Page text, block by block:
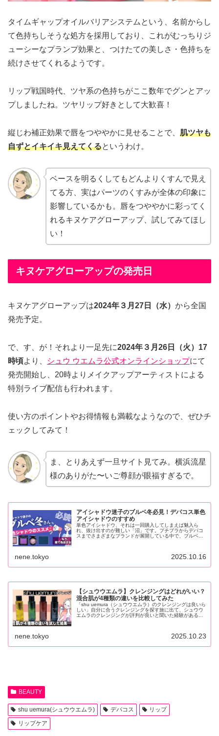
タイムギャップオイルバリアシステムという、名前からし
て色持ちしそうな処方を採用しており、これがむっちりジ
ューシーなプランプ効果と、つけたての美しさ・色持ちを
続けさせてくれるようです。
リップ戦国時代、ツヤ系の色持ちがここ数年でグンとアッ
プしましたね。ツヤリップ好きとして大歓喜！
縦じわ補正効果で唇をつややかに見せることで、 肌ツヤも
自ずとイキイキ見えてくるというわけ。
ベースを明るくしてもどんよりくすんで見え
てる方、実はパーツのくすみが全体の印象に
影響しているかも。唇をつややかに彩ってく
れるキヌケアグローアップ、試してみてほし
い！
キヌケアグローアップの発売日
キヌケアグローアップは2024年３月27日（水） から全国
発売予定。
で、す、が！それより一足先に2024年３月26日（火）17
時頃より、 シュウ ウエムラ公式オンラインショップにて
発売開始し、20時よりメイクアップアーティストによる
特別ライブ配信も行われます。
使い方のポイントやお得情報も満載なようなので、ぜひチ
ェックしてみて！
ま、とりあえず一旦サイト見てみ。横浜流星
様のありがた〜いご尊顔が眼福すぎるで。
アイシャドウ迷子のブルベ冬必見！デパコス単色
アイシャドウのすすめ
単色アイシャドウ、それは一回購入してしまえば魅入ら
れ、抜け出すのが難しい「沼」です。プチプラからデパコ
スまでさまざまなブランドが展開している中で、ブルベ冬
nene.tokyo 2025.10.16
【シュウウエムラ】クレンジングはどれがいい？
混合肌が4種類の違いを比較してみた
「shu uemura（シュウウエムラ）のクレンジングは良いら
しい」自分に合うクレンジングを探す旅に出て、シュウウ
エムラのクレンジングが評判が良いと聞いた経験がある方
nene.tokyo 2025.10.23
BEAUTY
shu uemura(シュウウエムラ) デパコス
リップ
リップケア